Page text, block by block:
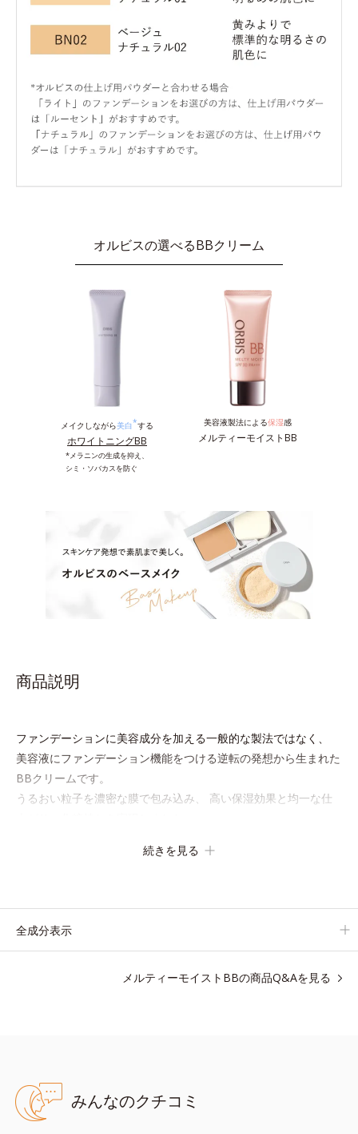
オルビスの選べるBBクリーム
メイクしながら美白*する
ホワイトニングBB
*メラニンの生成を抑え、
シミ・ソバカスを防ぐ
美容液製法による保湿感
メルティーモイストBB
商品説明
ファンデーションに美容成分を加える一般的な製法ではなく、
美容液にファンデーション機能をつける逆転の発想から生まれた
BBクリームです。
うるおい粒子を濃密な膜で包み込み、 高い保湿効果と均一な仕
ン・コンシーラー・パウダーの6役をこなすので、
＋＋＋
※アレルギーテスト済＝全ての方にアレルギーが起こらないという
ことではありません。
続きを見る
全成分表示
メルティーモイストBBの商品Q&Aを見る
みんなのクチコミ